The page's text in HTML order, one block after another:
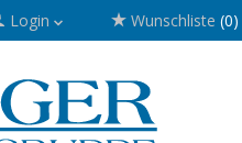
Login Wunschliste (0)